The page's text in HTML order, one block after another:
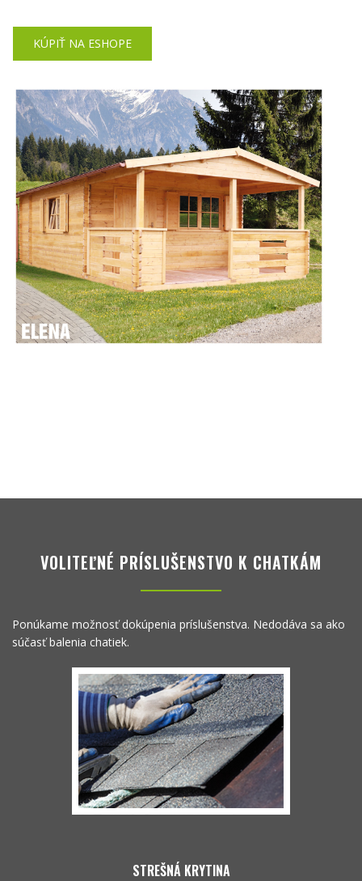
KÚPIŤ NA ESHOPE
VOLITEĽNÉ PRÍSLUŠENSTVO K CHATKÁM
Ponúkame možnosť dokúpenia príslušenstva. Nedodáva sa ako
súčasť balenia chatiek.
STREŠNÁ KRYTINA